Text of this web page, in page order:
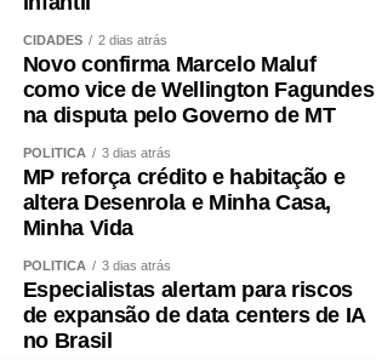
CIDADES 2 dias atrás
Novo confirma Marcelo Maluf
como vice de Wellington Fagundes
na disputa pelo Governo de MT
POLÍTICA 3 dias atrás
MP reforça crédito e habitação e
altera Desenrola e Minha Casa,
Minha Vida
POLÍTICA 3 dias atrás
Especialistas alertam para riscos
de expansão de data centers de IA
no Brasil